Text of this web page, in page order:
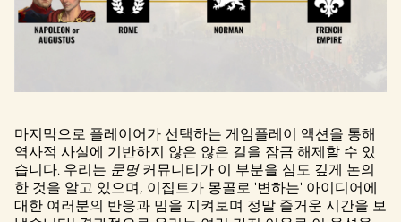
마지막으로 플레이어가 선택하는 게임플레이 액션을 통해
역사적 사실에 기반하지 않은 않은 길을 잠금 해제할 수 있
습니다. 우리는 문명커뮤니티가 이 부분을 심도 깊게 논의
한 것을 알고 있으며, 이집트가 몽골로 '변하는' 아이디어에
대한 여러분의 반응과 밈을 지켜보며 정말 즐거운 시간을 보